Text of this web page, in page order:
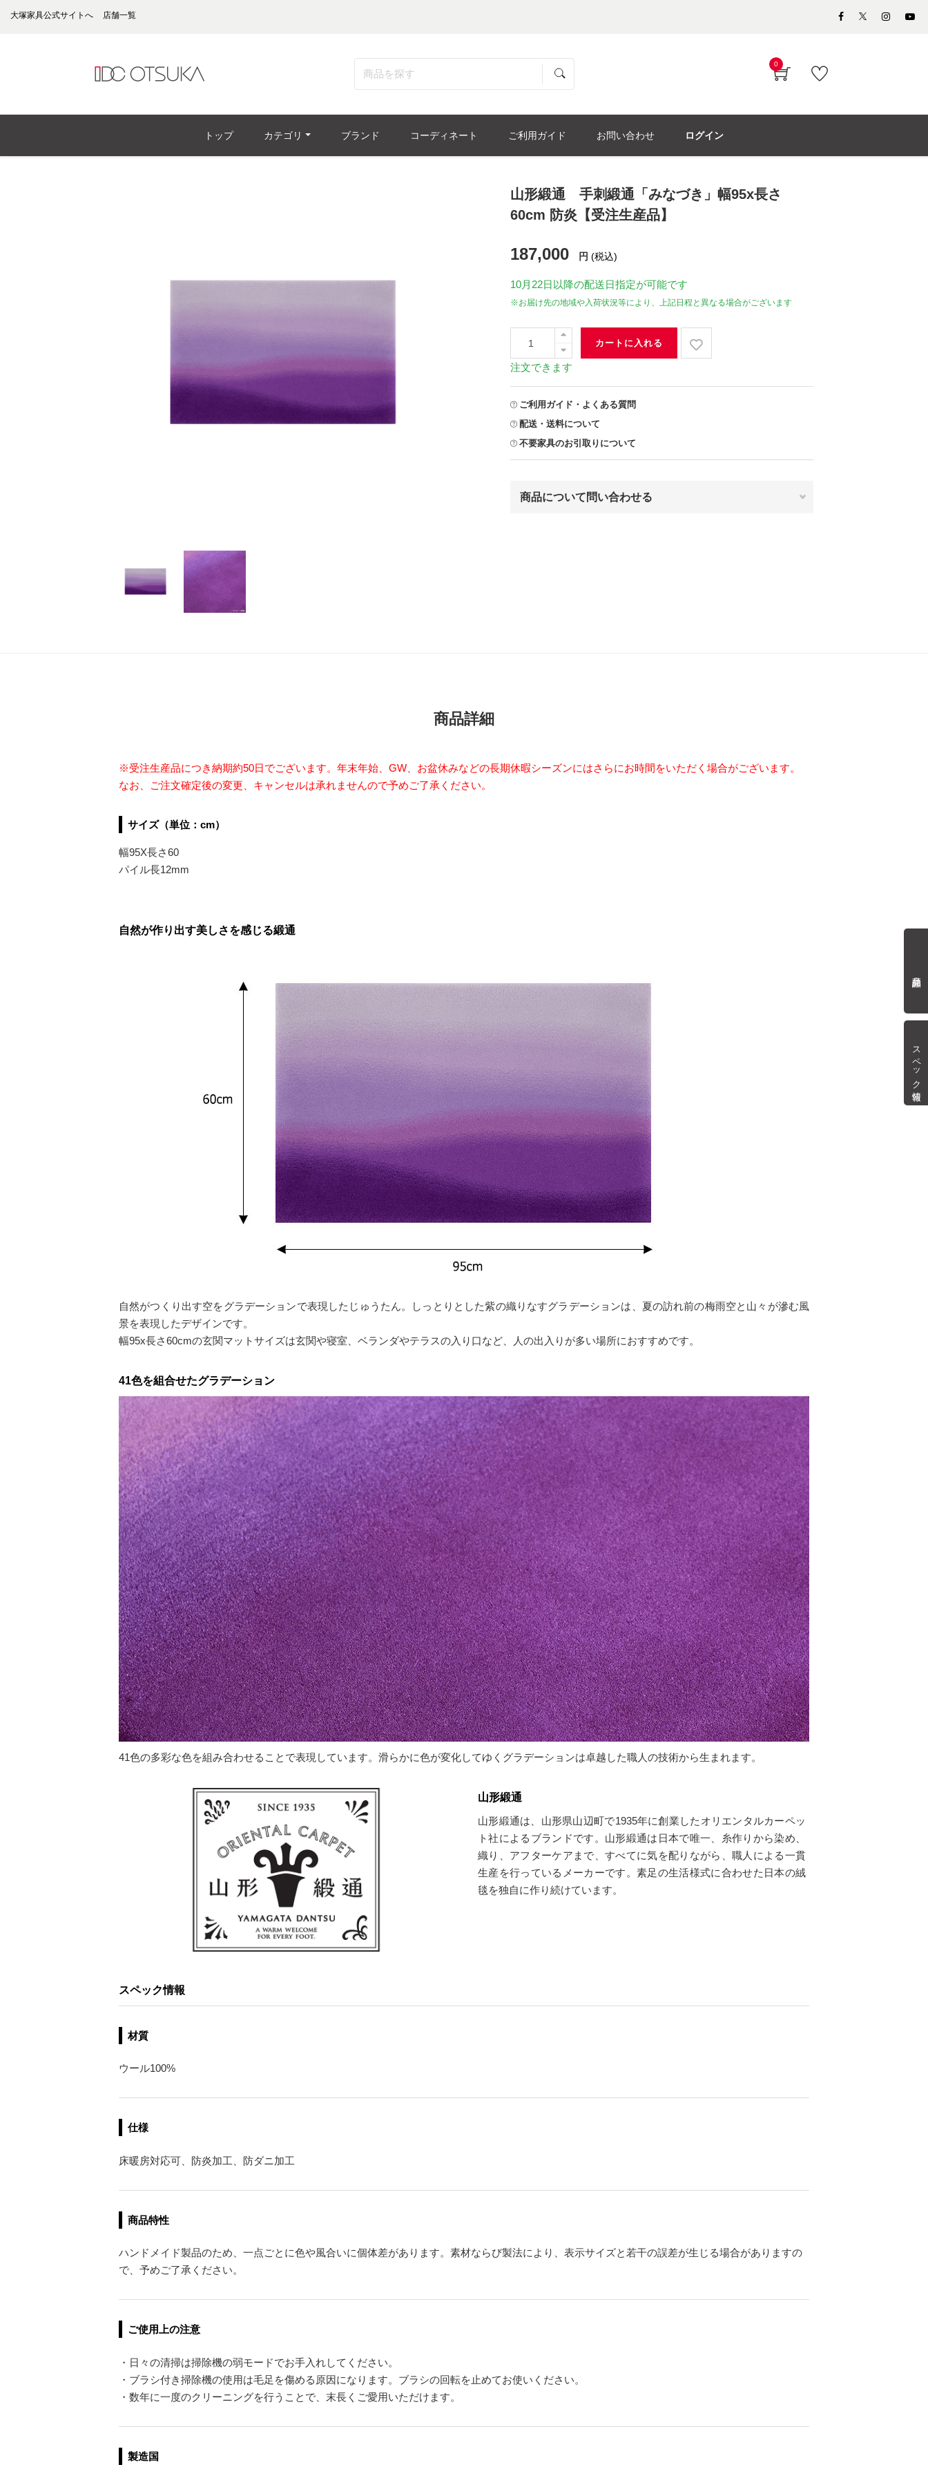
スペック情報
大塚家具公式サイトへ 店舗一覧
0
トップ カテゴリ ブランド コーディネート ご利用ガイド お問い合わせ ログイン
山形緞通 手刺緞通「みなづき」幅95x長さ
60cm 防炎【受注生産品】
187,000 円 (税込)
10月22日 以降の配送日指定が可能です
※お届け先の地域や入荷状況等により、上記日程と異なる場合がございます
カートに入れる
注文できます
ご利用ガイド・よくある質問
配送・送料について
不要家具のお引取りについて
商品について問い合わせる
商品詳細
※受注生産品につき納期約50日でございます。年末年始、GW、お盆休みなどの長期休暇シーズンにはさらにお時間をいただく場合がございます。
なお、ご注文確定後の変更、キャンセルは承れませんので予めご了承ください。
サイズ（単位：cm）
幅95X長さ60
パイル長12mm
自然が作り出す美しさを感じる緞通
自然がつくり出す空をグラデーションで表現したじゅうたん。しっとりとした紫の織りなすグラデーションは、夏の訪れ前の梅雨空と山々が滲む風
景を表現したデザインです。
幅95x長さ60cmの玄関マットサイズは玄関や寝室、ベランダやテラスの入り口など、人の出入りが多い場所におすすめです。
41色を組合せたグラデーション
41色の多彩な色を組み合わせることで表現しています。滑らかに色が変化してゆくグラデーションは卓越した職人の技術から生まれます。
山形緞通
山形緞通は、山形県山辺町で1935年に創業したオリエンタルカーペッ
ト社によるブランドです。山形緞通は日本で唯一、糸作りから染め、
織り、アフターケアまで、すべてに気を配りながら、職人による一貫
生産を行っているメーカーです。素足の生活様式に合わせた日本の絨
毯を独自に作り続けています。
スペック情報
材質
ウール100%
仕様
床暖房対応可、防炎加工、防ダニ加工
商品特性
ハンドメイド製品のため、一点ごとに色や風合いに個体差があります。素材ならび製法により、表示サイズと若干の誤差が生じる場合がありますの
で、予めご了承ください。
ご使用上の注意
・日々の清掃は掃除機の弱モードでお手入れしてください。
・ブラシ付き掃除機の使用は毛足を傷める原因になります。ブラシの回転を止めてお使いください。
・数年に一度のクリーニングを行うことで、末長くご愛用いただけます。
製造国